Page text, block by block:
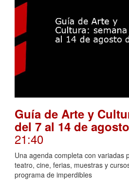
Guía de Arte y
del 7 al 14 de
21:40
Una agenda completa con variadas
teatro, cine, ferias, muestras y
programa de imperdibles